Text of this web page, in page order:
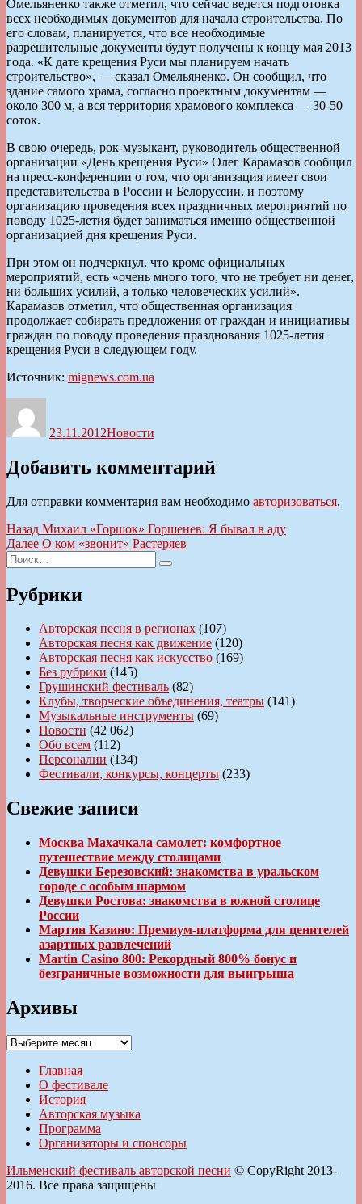
Омельяненко также отметил, что сейчас ведется подготовка
всех необходимых документов для начала строительства. По
его словам, планируется, что все необходимые
разрешительные документы будут получены к концу мая 2013
года. «К дате крещения Руси мы планируем начать
строительство», — сказал Омельяненко. Он сообщил, что
здание самого храма, согласно проектным документам —
около 300 м, а вся территория храмового комплекса — 30-50
соток.
В свою очередь, рок-музыкант, руководитель общественной
организации «День крещения Руси» Олег Карамазов сообщил
на пресс-конференции о том, что организация имеет свои
представительства в России и Белоруссии, и поэтому
организацию проведения всех праздничных мероприятий по
поводу 1025-летия будет заниматься именно общественной
организацией дня крещения Руси.
При этом он подчеркнул, что кроме официальных
мероприятий, есть «очень много того, что не требует ни денег,
ни больших усилий, а только человеческих усилий».
Карамазов отметил, что общественная организация
продолжает собирать предложения от граждан и инициативы
граждан по поводу проведения празднования 1025-летия
крещения Руси в следующем году.
Источник: mignews.com.ua
23.11.2012Новости
Добавить комментарий
Для отправки комментария вам необходимо авторизоваться.
Навигация
по
записям
Назад Предыдущая
запись:
Михаил «Горшок» Горшенев: Я бывал в аду
Далее Следующая
О ком «звонит» Растеряев
Искать:
Поиск
Рубрики
Авторская песня в регионах (107)
Авторская песня как движение (120)
Авторская песня как искусство (169)
Без рубрики (145)
Грушинский фестиваль (82)
Клубы, творческие объединения, театры (141)
Музыкальные инструменты (69)
Новости (42 062)
Обо всем (112)
Персоналии (134)
Фестивали, конкурсы, концерты (233)
Свежие записи
Москва Махачкала самолет: комфортное
путешествие между столицами
Девушки Березовский: знакомства в уральском
городе с особым шармом
Девушки Ростова: знакомства в южной столице
России
Мартин Казино: Премиум-платформа для ценителей
азартных развлечений
Martin Casino 800: Рекордный 800% бонус и
безграничные возможности для выигрыша
Архивы
Архивы
Главная
О фестивале
История
Авторская музыка
Программа
Организаторы и спонсоры
Ильменский фестиваль авторской песни © CopyRight 2013-
2016. Все права защищены